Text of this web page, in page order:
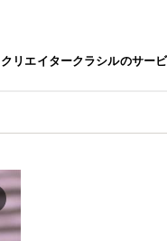
クリエイタークラシルのサー